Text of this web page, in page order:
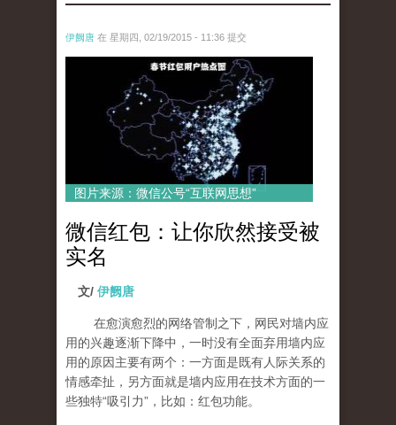
伊阙唐 在 星期四, 02/19/2015 - 11:36 提交
chun_jie_hong_bao_yong_hu_re_dian_tu_.jpg
图片来源：微信公号“互联网思想”
微信红包：让你欣然接受被
实名
文/ 伊阙唐
在愈演愈烈的网络管制之下，网民对墙内应
用的兴趣逐渐下降中，一时没有全面弃用墙内应
用的原因主要有两个：一方面是既有人际关系的
情感牵扯，另方面就是墙内应用在技术方面的一
些独特“吸引力”，比如：红包功能。